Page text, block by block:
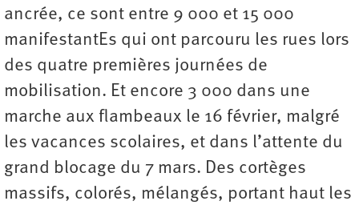
ancrée, ce sont entre 9 000 et 15 000
manifestantEs qui ont parcouru les rues lors
des quatre premières journées de
mobilisation. Et encore 3 000 dans une
marche aux flambeaux le 16 février, malgré
les vacances scolaires, et dans l’attente du
grand blocage du 7 mars. Des cortèges
massifs, colorés, mélangés, portant haut les